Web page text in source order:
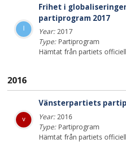
Frihet i
partiprogram 2017
Year:2017
Type:Partiprogram
Hämtat från partiets
2016
v
Vänsterpartiets
Year:2016
Type:Partiprogram
Hämtat från partiets